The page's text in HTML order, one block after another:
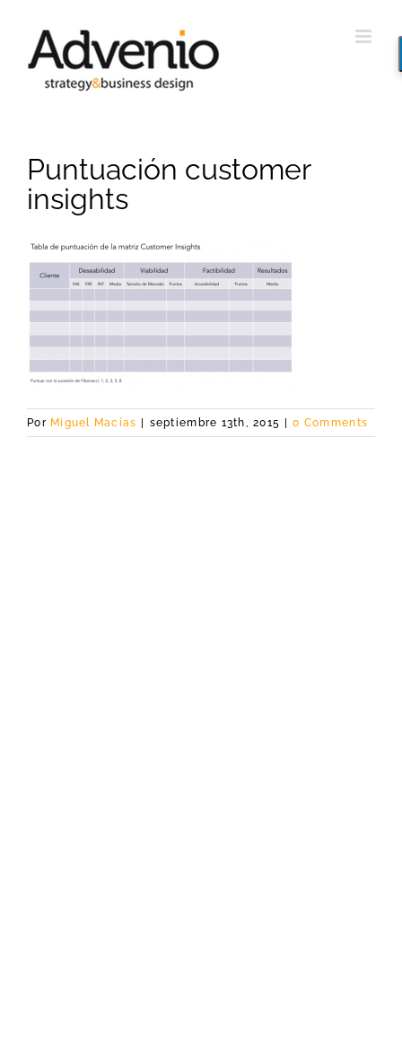
contenido
Puntuación customer
insights
Por Miguel Macías septiembre 13th, 2015 0 Comments